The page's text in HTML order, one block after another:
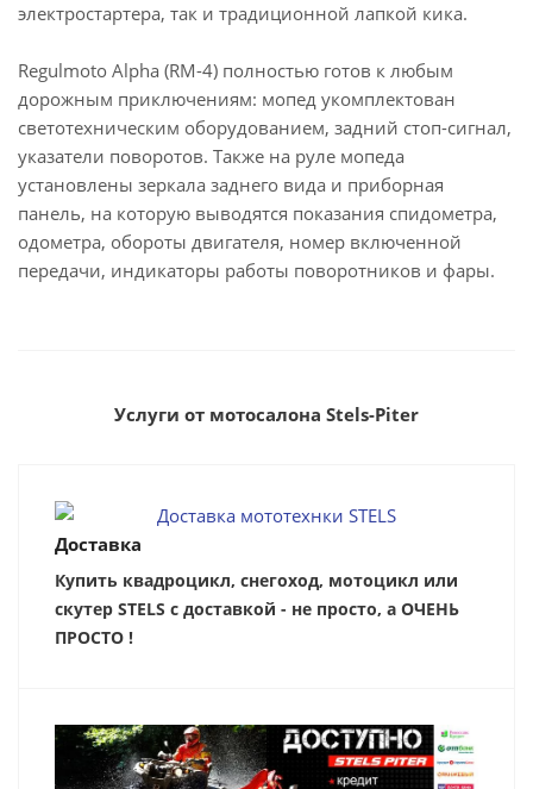
электростартера, так и традиционной лапкой кика.
Regulmoto Alpha (RM-4) полностью готов к любым
дорожным приключениям: мопед укомплектован
светотехническим оборудованием, задний стоп-сигнал,
указатели поворотов. Также на руле мопеда
установлены зеркала заднего вида и приборная
панель, на которую выводятся показания спидометра,
одометра, обороты двигателя, номер включенной
передачи, индикаторы работы поворотников и фары.
Услуги от мотосалона Stels-Piter
Доставка
Купить квадроцикл, снегоход, мотоцикл или
скутер STELS с доставкой - не просто, а ОЧЕНЬ
ПРОСТО !